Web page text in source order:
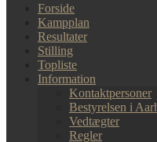
Forside
Kampplan
Resultater
Stilling
Topliste
Information
Kontaktpersoner
Bestyrelsen i
Vedtægter
Regler